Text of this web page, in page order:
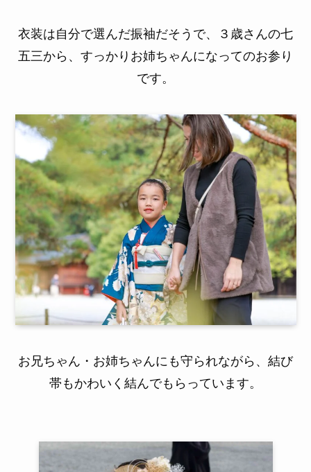
衣装は自分で選んだ振袖だそうで、３歳さんの七
五三から、すっかりお姉ちゃんになってのお参り
です。
お兄ちゃん・お姉ちゃんにも守られながら、結び
帯もかわいく結んでもらっています。